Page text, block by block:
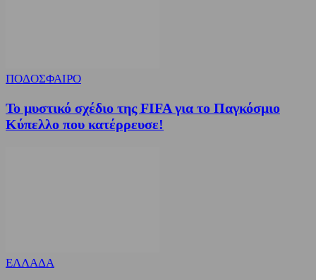
ΠΟΔΟΣΦΑΙΡΟ
Το μυστικό σχέδιο της FIFA για το Παγκόσμιο
Κύπελλο που κατέρρευσε!
ΕΛΛΑΔΑ